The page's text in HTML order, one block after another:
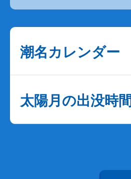
潮名カレンダー
太陽月の出没時間